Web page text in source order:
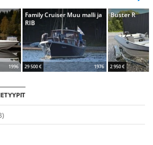
1996
Family Cruiser Muu malli ja
RIB
29 500 € 1976
Buster R
2 950 €